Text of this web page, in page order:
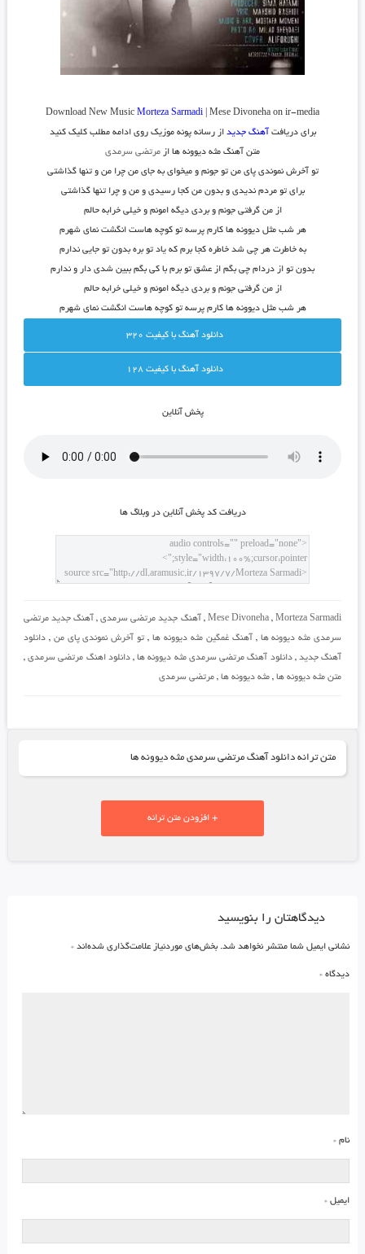
Download New MusicMorteza Sarmadi | Mese Divoneha on ir-media
برای دریافت آهنگ جدید از رسانه پونه موزیک روی ادامه مطلب کلیک کنید
متن آهنگ مثه دیوونه ها از مرتضی سرمدی
تو آخرش نموندی پای من تو جونم و میخوای به جای من چرا من و تنها گذاشتی
برای تو مردم ندیدی و بدون من کجا رسیدی و من و چرا تنها گذاشتی
از من گرفتی جونم و بردی دیگه امونم و خیلی خرابه حالم
هر شب مثل دیوونه ها کارم پرسه تو کوچه هاست انگشت نمای شهرم
به خاطرت هر چی شد خاطره کجا برم که یاد تو بره بدون تو جایی ندارم
بدون تو از دردام چی بگم از عشق تو برم با کی بگم ببین شدی دار و ندارم
از من گرفتی جونم و بردی دیگه امونم و خیلی خرابه حالم
هر شب مثل دیوونه ها کارم پرسه تو کوچه هاست انگشت نمای شهرم
دانلود آهنگ با کيفيت 320
دانلود آهنگ با کيفيت 128
پخش آنلاين
دريافت کد پخش آنلاين در وبلاگ ها
Mese Divoneha,Morteza Sarmadi
, آهنگ جدید مرتضی سرمدی, آهنگ جدید مرتضی
سرمدی مثه دیوونه ها , آهنگ غمگین مثه دیوونه ها, تو آخرش نموندی پای من ,دانلود
آهنگ جدید ,دانلود آهنگ مرتضی سرمدی مثه دیوونه ها,دانلود اهنگ مرتضی سرمدی,
متن مثه دیوونه ها, مثه دیوونه ها, مرتضی سرمدی
متن ترانه دانلود آهنگ مرتضی سرمدی مثه دیوونه ها
+ افزودن متن ترانه
دیدگاهتان را بنویسید
نشانی ایمیل شما منتشر نخواهد شد. بخش‌های موردنیاز علامت‌گذاری شده‌اند *
دیدگاه *
نام *
ایمیل *